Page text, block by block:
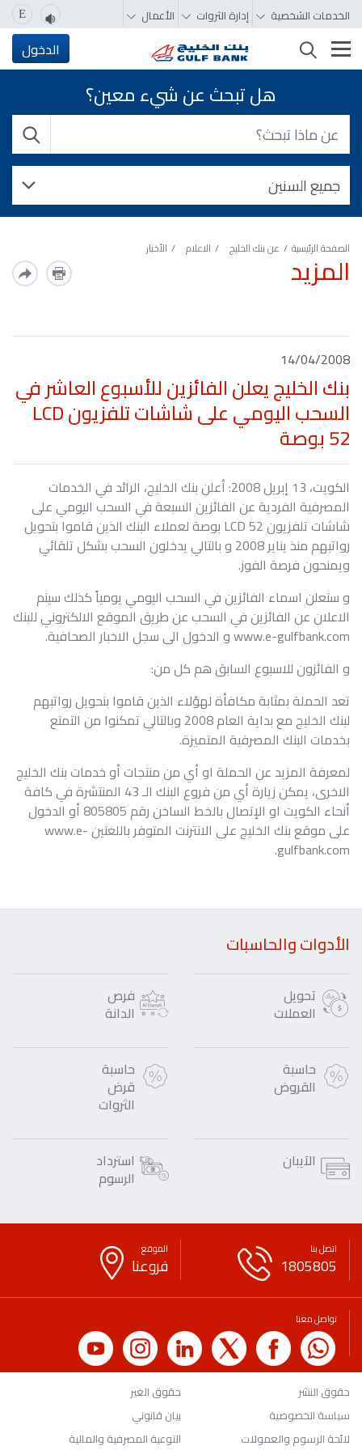
الخدمات الشخصية إدارة الثروات الأعمال E
تغيير التصفّح الدخول
هل تبحث عن شيء معين؟
الصفحة الرئيسية عن بنك الخليج الاعلام الأخبار
المزيد
14/04/2008
بنك الخليج يعلن الفائزين للأسبوع العاشر في
السحب اليومي على شاشات تلفزيون LCD
52 بوصة
الكويت، 13 إبريل 2008: أعلن بنك الخليج، الرائد في الخدمات
المصرفية الفردية عن الفائزين السبعة في السحب اليومي على
شاشات تلفزيون LCD 52 بوصة لعملاء البنك الذين قاموا بتحويل
رواتبهم منذ يناير 2008 و بالتالي يدخلون السحب بشكل تلقائي
ويمنحون فرصة الفوز.
و ستعلن اسماء الفائزين في السحب اليومي يومياً كذلك سيتم
الاعلان عن الفائزين في السحب عن طريق الموقع الالكتروني للبنك
www.e-gulfbank.com و الدخول الى سجل الاخبار الصحافية.
و الفائزون للاسبوع السابق هم كل من:
تعد الحملة بمثابة مكافأة لهؤلاء الذين قاموا بتحويل رواتبهم
لبنك الخليج مع بداية العام 2008 وبالتالي تمكنوا من التمتع
بخدمات البنك المصرفية المتميزة.
لمعرفة المزيد عن الحملة او أي من منتجات أو خدمات بنك الخليج
الاخرى، يمكن زيارة أي من فروع البنك الـ 43 المنتشرة في كافة
أنحاء الكويت او الإتصال بالخط الساخن رقم 805805 أو الدخول
على موقع بنك الخليج على الانترنت المتوفر باللغتين www.e-
gulfbank.com.
الأدوات والحاسبات
تحويل
العملات
فرص
الدانة
حاسبة
القروض
حاسبة
قرض
الثروات
الآيبان استرداد
الرسوم
اتصل بنا
1805805
الموقع
فروعنا
تواصل معنا
حقوق النشر
حقوق الغير
سياسة الخصوصية
بيان قانوني
لائحة الرسوم والعمولات
التوعية المصرفية والمالية